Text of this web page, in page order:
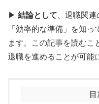
▶︎ 結論として 、退職関
「効率的な準備」を知
ます。この記事を読むこ
退職を進めることが可能
目